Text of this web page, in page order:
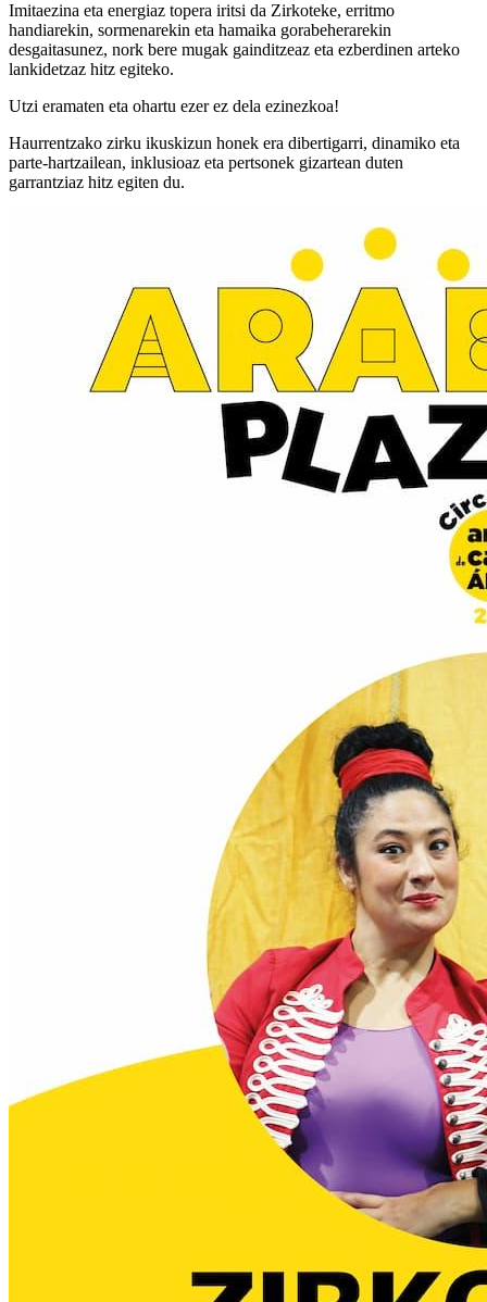
Imitaezina eta energiaz topera iritsi da Zirkoteke, erritmo
handiarekin, sormenarekin eta hamaika gorabeherarekin
desgaitasunez, nork bere mugak gainditzeaz eta ezberdinen arteko
lankidetzaz hitz egiteko.
Utzi eramaten eta ohartu ezer ez dela ezinezkoa!
Haurrentzako zirku ikuskizun honek era dibertigarri, dinamiko eta
parte-hartzailean, inklusioaz eta pertsonek gizartean duten
garrantziaz hitz egiten du.